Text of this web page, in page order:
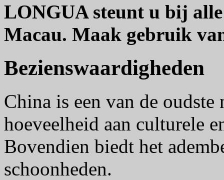
LONGUA steunt u bij
Macau. Maak gebruik
Bezienswaardigheden
China is een van de
hoeveelheid aan culturele
Bovendien biedt het
schoonheden.